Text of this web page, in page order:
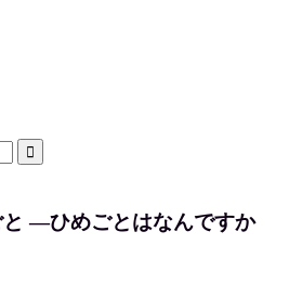
―ひめごとはなんですか